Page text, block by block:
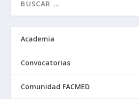
Academia
Convocatorias
Comunidad FACMED